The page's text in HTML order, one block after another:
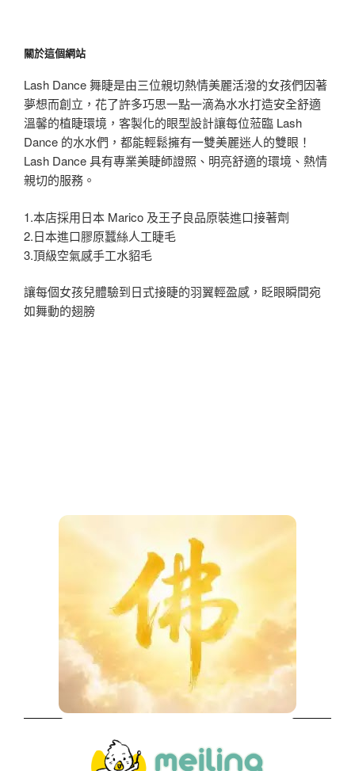
關於這個網站
Lash Dance 舞睫是由三位親切熱情美麗活潑的女孩們因著
夢想而創立，花了許多巧思一點一滴為水水打造安全舒適
溫馨的植睫環境，客製化的眼型設計讓每位蒞臨 Lash
Dance 的水水們，都能輕鬆擁有一雙美麗迷人的雙眼！
Lash Dance 具有專業美睫師證照、明亮舒適的環境、熱情
親切的服務。
1.本店採用日本 Marico 及王子良品原裝進口接著劑
2.日本進口膠原蠶絲人工睫毛
3.頂級空氣感手工水貂毛
讓每個女孩兒體驗到日式接睫的羽翼輕盈感，眨眼瞬間宛
如舞動的翅膀